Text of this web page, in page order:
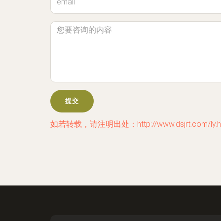
如若转载，请注明出处：http://www.dsjrt.com/